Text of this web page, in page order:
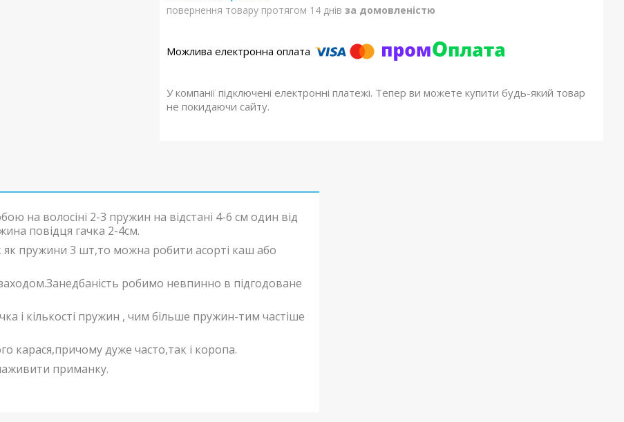
повернення товару протягом 14 днів за домовленістю
У компанії підключені електронні платежі. Тепер ви можете купити будь-який товар
не покидаючи сайту.
на волосіні 2-3 пружин на відстані 4-6 см один від
повідця гачка 2-4см.
пружини 3 шт,то можна робити асорті каш або
робимо невпинно в підгодоване
і кількості пружин , чим більше пружин-тим частіше
карася,причому дуже часто,так і коропа.
приманку.